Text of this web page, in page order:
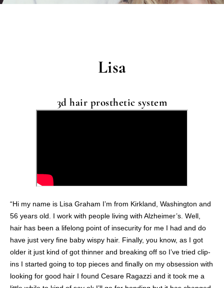
Lisa
3d hair prosthetic system
“Hi my name is Lisa Graham I’m from Kirkland, Washington and
56 years old. I work with people living with Alzheimer’s. Well,
hair has been a lifelong point of insecurity for me I had and do
have just very fine baby wispy hair. Finally, you know, as I got
older it just kind of got thinner and breaking off so I’ve tried clip-
ins I started going to top pieces and finally on my obsession with
looking for good hair I found Cesare Ragazzi and it took me a